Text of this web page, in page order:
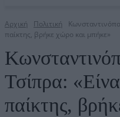
Αρχική Πολιτική
παίκτης, βρήκε χώρο και μπήκε»
Τσίπρα:
παίκτης,